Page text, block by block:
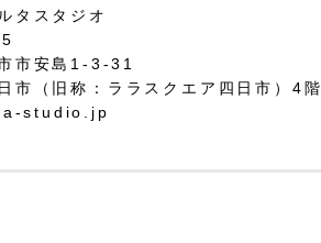
タスタジオ
市安島1-3-31
市（旧称：ララスクエア四日市）4階
studio.jp